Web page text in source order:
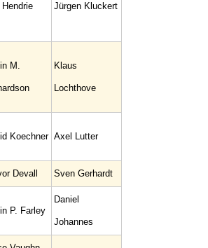
Hendrie Jürgen Kluckert
M. Klaus
Lochthove
Koechner Axel Lutter
Devall Sven Gerhardt
P. Farley
Daniel
Johannes